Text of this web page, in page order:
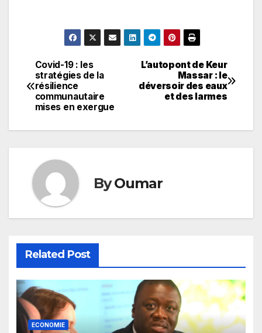
Navigation
de
L’autopont de Keur
Massar : le
déversoir des eaux
et des larmes
Covid-19 : les
stratégies de la
résilience
communautaire
mises en exergue
ByOumar
Related Post
ECONOMIE